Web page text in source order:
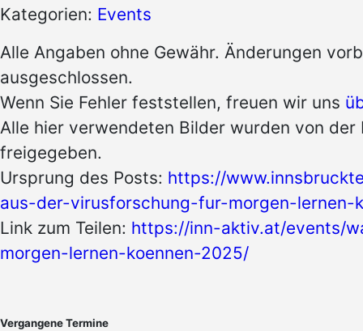
Kategorien: Events
Alle Angaben ohne Gewähr. Änderungen
ausgeschlossen.
Wenn Sie Fehler feststellen, freuen wir uns
Alle hier verwendeten Bilder wurden von
freigegeben.
Ursprung des Posts: https://
aus-der-virusforschung-fur-morgen-lernen-
Link zum Teilen: https://inn-aktiv.at/events/
morgen-lernen-koennen-2025/
Vergangene Termine